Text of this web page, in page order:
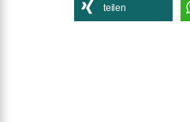
teilen